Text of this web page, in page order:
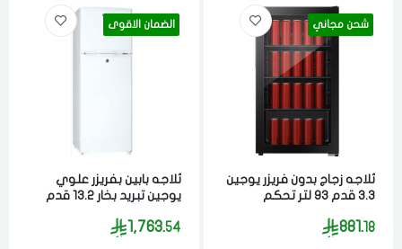
شحن مجاني
ثلاجه زجاج بدون فريزر يوجين
3.3 قدم 93 لتر تحكم
والصالات وغرف النوم اسود
881.18
الضمان الاقوى
ثلاجه بابين بفريزر علوي
يوجين تبريد بخار 13.2 قدم
1,763.54